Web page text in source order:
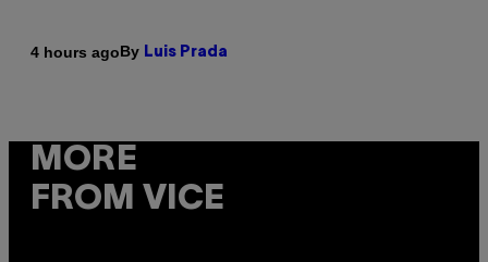
4 hours agoBy Luis Prada
MORE
FROM VICE